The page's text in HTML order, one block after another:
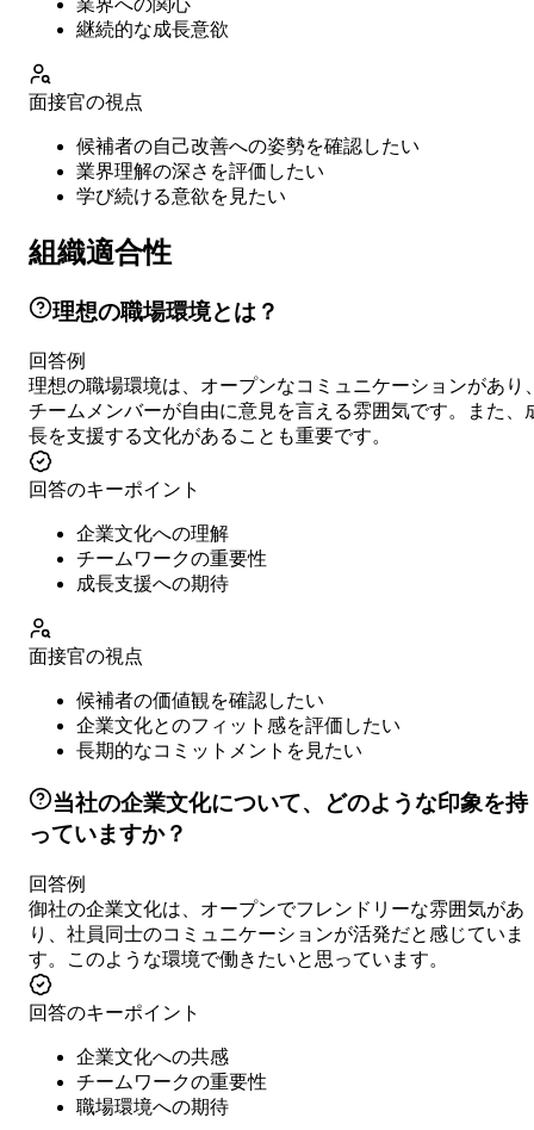
継続的な成長意欲
面接官の視点
候補者の自己改善への姿勢を確認したい
業界理解の深さを評価したい
学び続ける意欲を見たい
組織適合性
理想の職場環境とは？
回答例
理想の職場環境は、オープンなコミュニケーションがあり
チームメンバーが自由に意見を言える雰囲気です。また、
長を支援する文化があることも重要です。
回答のキーポイント
企業文化への理解
チームワークの重要性
成長支援への期待
面接官の視点
候補者の価値観を確認したい
企業文化とのフィット感を評価したい
長期的なコミットメントを見たい
当社の企業文化について、どのような印象を持
っていますか？
回答例
御社の企業文化は、オープンでフレンドリーな雰囲気があ
り、社員同士のコミュニケーションが活発だと感じていま
す。このような環境で働きたいと思っています。
回答のキーポイント
企業文化への共感
チームワークの重要性
職場環境への期待